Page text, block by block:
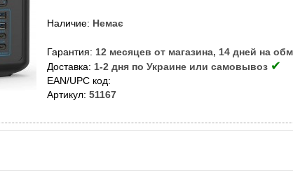
Наличие: Немає
Гарантия: 12 месяцев от магазина, 14 дней на
Доставка: 1-2 дня по Украине или самовывоз ✔
EAN/UPC код:
Артикул: 51167